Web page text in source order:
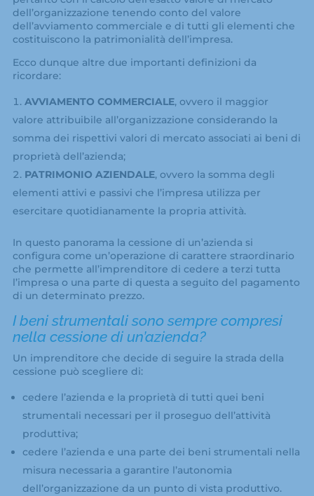
dell’organizzazione tenendo conto del valore
dell’avviamento commerciale e di tutti gli elementi che
costituiscono la patrimonialità dell’impresa.
Ecco dunque altre due importanti definizioni da
ricordare:
AVVIAMENTO COMMERCIALE, ovvero il maggior
valore attribuibile all’organizzazione considerando la
somma dei rispettivi valori di mercato associati ai beni di
proprietà dell’azienda;
PATRIMONIO AZIENDALE, ovvero la somma degli
elementi attivi e passivi che l’impresa utilizza per
esercitare quotidianamente la propria attività.
In questo panorama la cessione di un’azienda si
configura come un’operazione di carattere straordinario
che permette all’imprenditore di cedere a terzi tutta
l’impresa o una parte di questa a seguito del pagamento
di un determinato prezzo.
I beni strumentali sono sempre compresi
nella cessione di un’azienda?
Un imprenditore che decide di seguire la strada della
cessione può scegliere di:
cedere l’azienda e la proprietà di tutti quei beni
strumentali necessari per il proseguo dell’attività
produttiva;
cedere l’azienda e una parte dei beni strumentali nella
misura necessaria a garantire l’autonomia
dell’organizzazione da un punto di vista produttivo.